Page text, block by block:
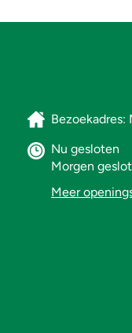
Bezoekadres:
Nu gesloten
Morgen
Meer